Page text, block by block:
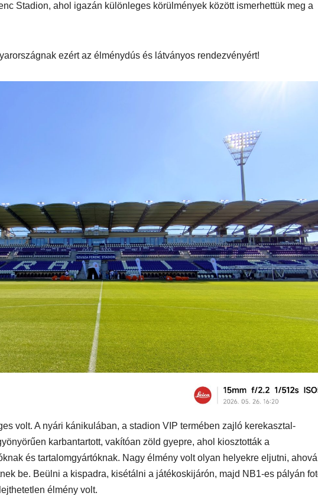
Stadion, ahol igazán különleges körülmények között ismerhettük meg a
ezért az élménydús és látványos rendezvényért!
volt. A nyári kánikulában, a stadion VIP termében zajló kerekasztal-
karbantartott, vakítóan zöld gyepre, ahol kiosztották a
és tartalomgyártóknak. Nagy élmény volt olyan helyekre eljutni, ahová
be. Beülni a kispadra, kisétálni a játékoskijárón, majd NB1-es pályán
élmény volt.
H5
teszt
a
tényleg
1000XM6 teszt
egyszerűen
eltűnik
Endorfy
Onyx
HÍREK
új
EGÉSZSÉG ÉNIDŐ NEKÜNK BEJÖTT
Te tudsz
újraéleszteni?
CSAJOK
Korres-